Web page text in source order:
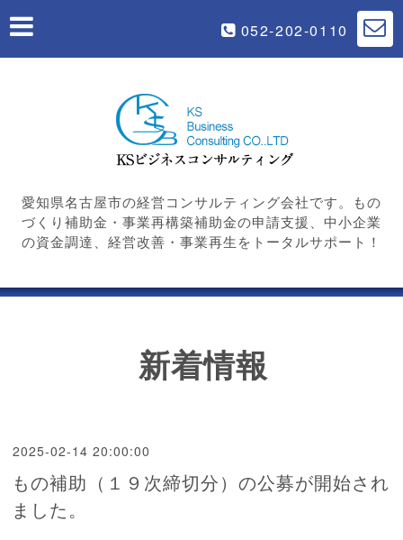
052-202-0110
愛知県名古屋市の経営コンサルティング会社です。もの
づくり補助金・事業再構築補助金の申請支援、中小企業
の資金調達、経営改善・事業再生をトータルサポート！
新着情報
2025-02-14 20:00:00
もの補助（１９次締切分）の公募が開始され
ました。